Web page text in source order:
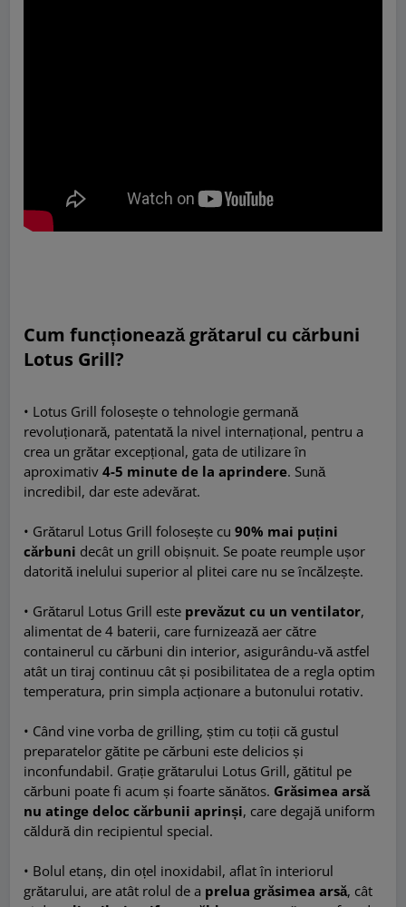
Cum funcționează grătarul cu cărbuni
Lotus Grill?
• Lotus Grill folosește o tehnologie germană
revoluționară, patentată la nivel internațional, pentru a
crea un grătar excepțional, gata de utilizare în
aproximativ4-5 minute de la aprindere. Sună
incredibil, dar este adevărat.
• Grătarul Lotus Grill folosește cu90% mai puțini
cărbuni decât un grill obișnuit. Se poate reumple ușor
datorită inelului superior al plitei care nu se încălzește.
• Grătarul Lotus Grill este prevăzut cu un ventilator,
alimentat de 4 baterii, care furnizează aer către
containerul cu cărbuni din interior, asigurându-vă astfel
atât un tiraj continuu cât și posibilitatea de a regla optim
temperatura, prin simpla acționare a butonului rotativ.
• Când vine vorba de grilling, știm cu toții că gustul
preparatelor gătite pe cărbuni este delicios și
inconfundabil. Grație grătarului Lotus Grill, gătitul pe
cărbuni poate fi acum și foarte sănătos. Grăsimea arsă
nu atinge deloc cărbunii aprinși, care degajă uniform
căldură din recipientul special.
• Bolul etanș, din oțel inoxidabil, aflat în interiorul
grătarului, are atât rolul de a prelua grăsimea arsă, cât